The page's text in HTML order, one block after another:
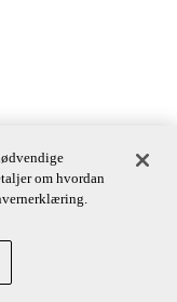
om hvordan